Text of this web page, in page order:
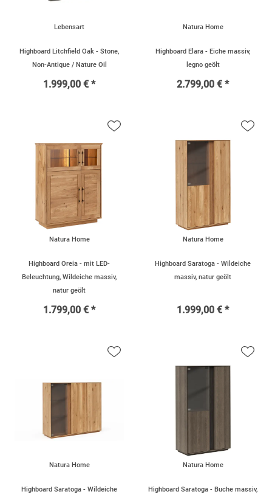
Lebensart
Highboard Litchfield Oak - Stone,
Non-Antique / Nature Oil
1.999,00 € *
Natura Home
Highboard Elara - Eiche massiv,
legno geölt
2.799,00 € *
Natura Home
Highboard Oreia - mit LED-
Beleuchtung, Wildeiche massiv,
natur geölt
1.799,00 € *
Natura Home
Highboard Saratoga - Wildeiche
massiv, natur geölt
1.999,00 € *
Natura Home
Highboard Saratoga - Wildeiche
Natura Home
Highboard Saratoga - Buche massiv,